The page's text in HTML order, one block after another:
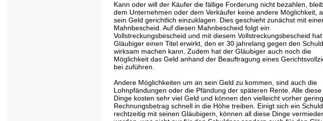
Kann oder will der Käufer die fällige Forderung nicht bezahlen,
dem Unternehmen oder dem Verkäufer keine andere Möglichkeit,
sein Geld gerichtlich einzuklagen. Dies geschieht zunächst mit
Mahnbescheid. Auf diesen Mahnbescheid folgt ein
Vollstreckungsbescheid und mit diesem Vollstreckungsbescheid
Gläubiger einen Titel erwirkt, den er 30 jahrelang gegen den
wirksam machen kann. Zudem hat der Gläubiger auch noch die
Möglichkeit das Geld anhand der Beauftragung eines
bei zuführen.
Andere Möglichkeiten um an sein Geld zu kommen, sind auch die
Lohnpfändungen oder die Pfändung der späteren Rente. Alle diese
Dinge kosten sehr viel Geld und können den vielleicht vorher
Rechnungsbetrag schnell in die Höhe treiben. Einigt sich ein
rechtzeitig mit seinen Gläubigern, können all diese Dinge